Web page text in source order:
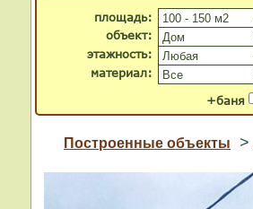
+баня
объект:
материал:
площадь:
этажность:
Построенные объекты >